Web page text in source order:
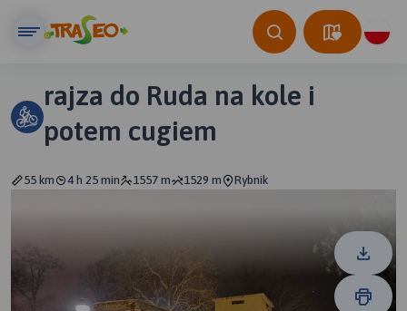
rajza do Ruda na kole i
potem cugiem
55 km 4 h 25 min 1557 m 1529 m Rybnik